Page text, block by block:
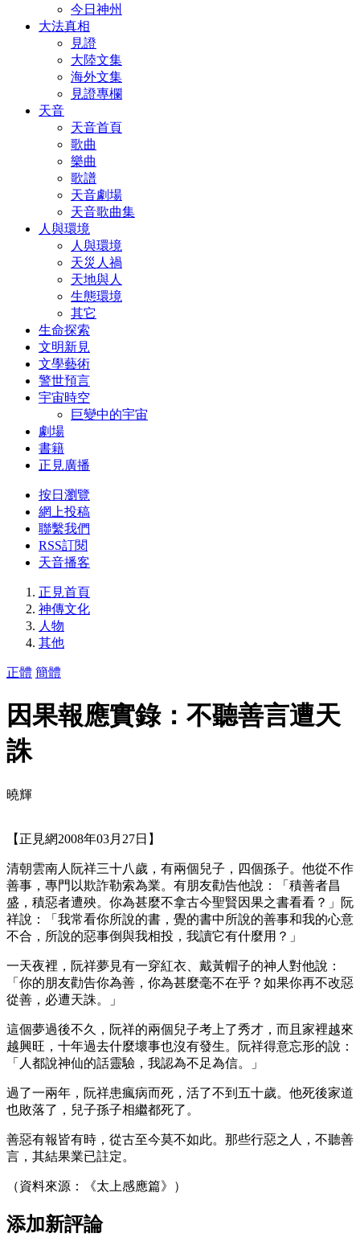
今日神州
大法真相
見證
大陸文集
海外文集
見證專欄
天音
天音首頁
歌曲
樂曲
歌譜
天音劇場
天音歌曲集
人與環境
人與環境
天災人禍
天地與人
生態環境
其它
生命探索
文明新見
文學藝術
警世預言
宇宙時空
巨變中的宇宙
劇場
書籍
正見廣播
按日瀏覽
網上投稿
聯繫我們
RSS訂閱
天音播客
正見首頁
神傳文化
人物
其他
正體 簡體
因果報應實錄：不聽善言遭天
誅
曉輝
【正見網2008年03月27日】
清朝雲南人阮祥三十八歲，有兩個兒子，四個孫子。他從不作
善事，專門以欺詐勒索為業。有朋友勸告他說：「積善者昌
盛，積惡者遭殃。你為甚麼不拿古今聖賢因果之書看看？」阮
祥說：「我常看你所說的書，覺的書中所說的善事和我的心意
不合，所說的惡事倒與我相投，我讀它有什麼用？」
一天夜裡，阮祥夢見有一穿紅衣、戴黃帽子的神人對他說：
「你的朋友勸告你為善，你為甚麼毫不在乎？如果你再不改惡
從善，必遭天誅。」
這個夢過後不久，阮祥的兩個兒子考上了秀才，而且家裡越來
越興旺，十年過去什麼壞事也沒有發生。阮祥得意忘形的說：
「人都說神仙的話靈驗，我認為不足為信。」
過了一兩年，阮祥患瘋病而死，活了不到五十歲。他死後家道
也敗落了，兒子孫子相繼都死了。
善惡有報皆有時，從古至今莫不如此。那些行惡之人，不聽善
言，其結果業已註定。
（資料來源：《太上感應篇》）
添加新評論